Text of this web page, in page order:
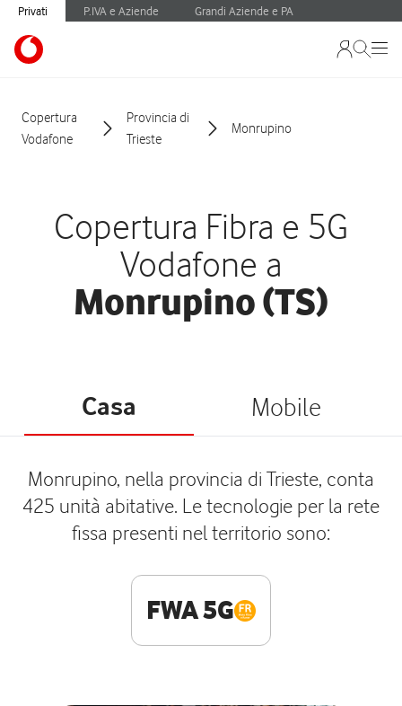
Privati P.IVA e Aziende Grandi Aziende e PA
Copertura
Vodafone
Provincia di
Trieste
Monrupino
Copertura Fibra e 5G
Vodafone a
Monrupino (TS)
Casa Mobile
Monrupino, nella provincia di Trieste, conta
425 unità abitative. Le tecnologie per la rete
fissa presenti nel territorio sono:
FWA 5G